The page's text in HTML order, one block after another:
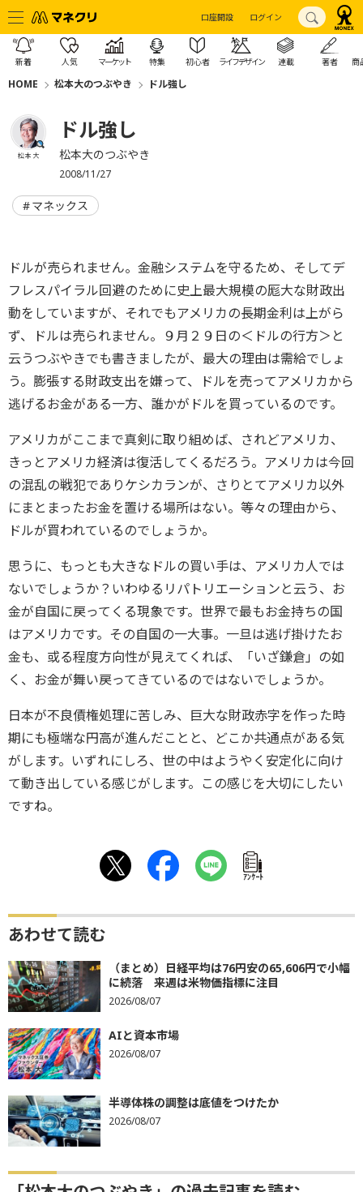
口座開設 ログイン
新着 人気 マーケット 特集 初心者 ライフデザイン 連載 著者 商
HOME 松本大のつぶやき ドル強し
松本 大
ドル強し
松本大のつぶやき
2008/11/27
マネックス
ドルが売られません。金融システムを守るため、そしてデ
フレスパイラル回避のために史上最大規模の厖大な財政出
動をしていますが、それでもアメリカの長期金利は上がら
ず、ドルは売られません。９月２９日の＜ドルの行方＞と
云うつぶやきでも書きましたが、最大の理由は需給でしょ
う。膨張する財政支出を嫌って、ドルを売ってアメリカから
逃げるお金がある一方、誰かがドルを買っているのです。
アメリカがここまで真剣に取り組めば、されどアメリカ、
きっとアメリカ経済は復活してくるだろう。アメリカは今回
の混乱の戦犯でありケシカランが、さりとてアメリカ以外
にまとまったお金を置ける場所はない。等々の理由から、
ドルが買われているのでしょうか。
思うに、もっとも大きなドルの買い手は、アメリカ人では
ないでしょうか？いわゆるリパトリエーションと云う、お
金が自国に戻ってくる現象です。世界で最もお金持ちの国
はアメリカです。その自国の一大事。一旦は逃げ掛けたお
金も、或る程度方向性が見えてくれば、「いざ鎌倉」の如
く、お金が舞い戻ってきているのではないでしょうか。
日本が不良債権処理に苦しみ、巨大な財政赤字を作った時
期にも極端な円高が進んだことと、どこか共通点がある気
がします。いずれにしろ、世の中はようやく安定化に向け
て動き出している感じがします。この感じを大切にしたい
ですね。
ｱﾝｹｰﾄ
あわせて読む
（まとめ）日経平均は76円安の65,606円で小幅
に続落 来週は米物価指標に注目
2026/08/07
AIと資本市場
2026/08/07
半導体株の調整は底値をつけたか
2026/08/07